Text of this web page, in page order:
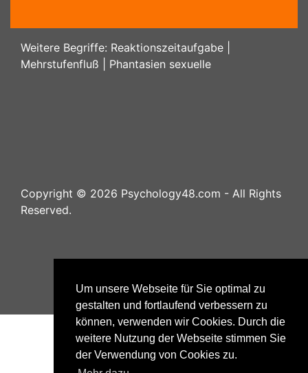
Um unsere Webseite für Sie optimal zu
gestalten und fortlaufend verbessern zu
können, verwenden wir Cookies. Durch die
weitere Nutzung der Webseite stimmen Sie
der Verwendung von Cookies zu.
Weitere Begriffe: Reaktionszeitaufgabe
Mehrstufenfluß
Phantasien sexuelle
Copyright © 2026 Psychology48.com - All Rights
Reserved.
Nutzungsbestimmungen